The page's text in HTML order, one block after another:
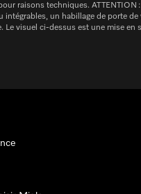
raisons techniques. ATTENTION
intégrables, un habillage de porte
Le visuel ci-dessus est une mise en